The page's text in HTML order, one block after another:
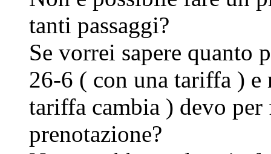
tanti passaggi?
Se vorrei sapere quanto
26-6 ( con una tariffa )
tariffa cambia ) devo per
prenotazione?